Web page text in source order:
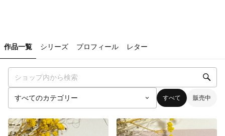
作品一覧 シリーズ プロフィール レター
すべて 販売中